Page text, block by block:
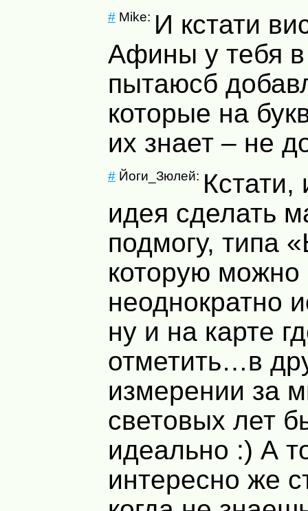
#Mike: И кстати
Афины у тебя в
пытаюсб
которые на
их знает – не
#Йоги_Зюлей: Кстати,
идея сделать
подмогу, типа
которую можно
неоднократно
ну и на карте
отметить…в
измерении за
световых лет
идеально :) А
интересно же